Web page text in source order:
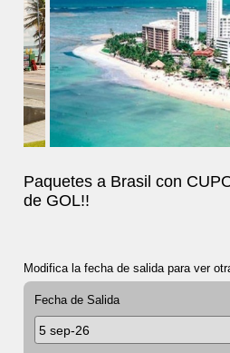
Paquetes a Brasil con
de GOL!!
Modifica la fecha de salida para ver
Fecha de Salida